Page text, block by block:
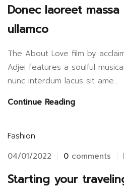
Donec laoreet
ullamco
The About Love film by
Adjei features a soulful
nunc interdum lacus sit ame...
Continue Reading
Fashion
04/01/2022
0 comments
Starting your
Remember me
LOG
CREATE AN